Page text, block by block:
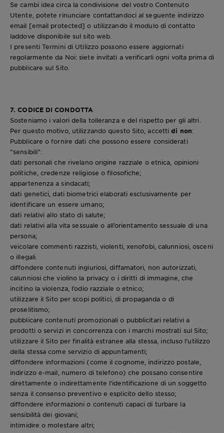
Se cambi idea circa la condivisione del vostro Contenuto
Utente, potete rinunciare contattandoci al seguente indirizzo
email [email protected] o utilizzando il modulo di contatto
laddove disponibile sul sito web.
I presenti Termini di Utilizzo possono essere aggiornati
regolarmente da Noi: siete invitati a verificarli ogni volta prima di
pubblicare sul Sito.
7. CODICE DI CONDOTTA
Sosteniamo i valori della tolleranza e del rispetto per gli altri.
Per questo motivo, utilizzando questo Sito, accettidi non:
Pubblicare o fornire dati che possono essere considerati
“sensibili”:
dati personali che rivelano origine razziale o etnica, opinioni
politiche, credenze religiose o filosofiche;
appartenenza a sindacati;
dati genetici, dati biometrici elaborati esclusivamente per
identificare un essere umano;
dati relativi allo stato di salute;
dati relativi alla vita sessuale o all’orientamento sessuale di una
persona;
veicolare commenti razzisti, violenti, xenofobi, calunniosi, osceni
o illegali.
diffondere contenuti ingiuriosi, diffamatori, non autorizzati,
calunniosi che violino la privacy o i diritti di immagine, che
incitino la violenza, l’odio razziale o etnico;
utilizzare il Sito per scopi politici, di propaganda o di
proselitismo;
pubblicare contenuti promozionali o pubblicitari relativi a
prodotti o servizi in concorrenza con i marchi mostrati sul Sito;
utilizzare il Sito per finalità estranee alla stessa, incluso l’utilizzo
della stessa come servizio di appuntamenti;
diffondere informazioni (come il cognome, indirizzo postale,
indirizzo e-mail, numero di telefono) che possano consentire
direttamente o indirettamente l'identificazione di un soggetto
senza il consenso preventivo e esplicito dello stesso;
diffondere informazioni o contenuti capaci di turbare la
sensibilità dei giovani;
intimidire o molestare altri;